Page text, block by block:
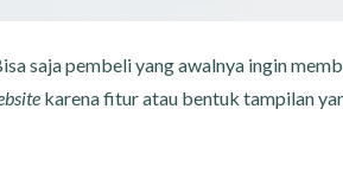
saja pembeli yang awalnya ingin
karena fitur atau bentuk tampilan